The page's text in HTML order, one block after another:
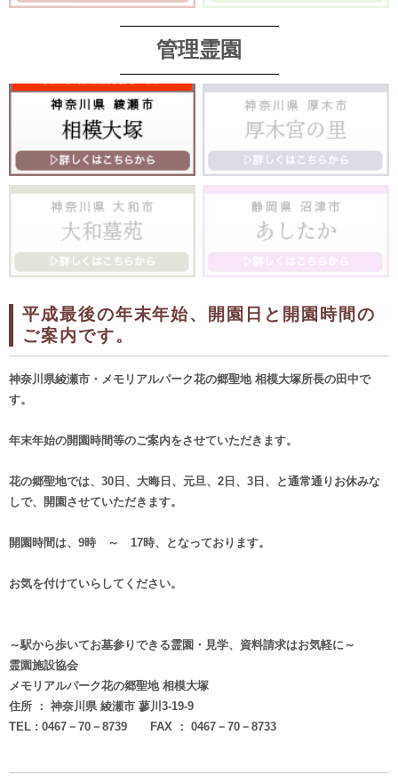
管理霊園
平成最後の年末年始、開園日と開園時間の
ご案内です。
神奈川県綾瀬市・メモリアルパーク花の郷聖地 相模大塚所長の田中で
す。
年末年始の開園時間等のご案内をさせていただきます。
花の郷聖地では、30日、大晦日、元旦、2日、3日、と通常通りお休みな
しで、開園させていただきます。
開園時間は、9時 ～ 17時、となっております。
お気を付けていらしてください。
～駅から歩いてお墓参りできる霊園・見学、資料請求はお気軽に～
霊園施設協会
メモリアルパーク花の郷聖地 相模大塚
住所 ： 神奈川県 綾瀬市 蓼川3-19-9
TEL : 0467－70－8739 FAX ： 0467－70－8733